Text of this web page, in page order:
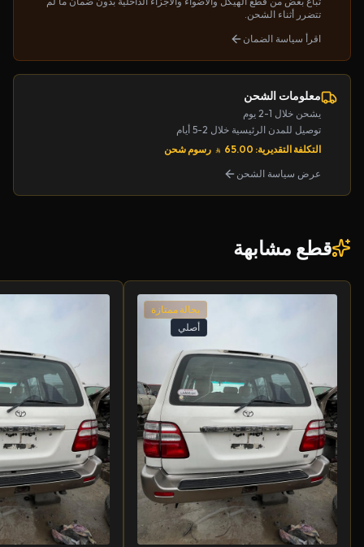
تتضرر أثناء الشحن.
اقرأ سياسة الضمان
معلومات الشحن
يشحن خلال 1-2 يوم
توصيل للمدن الرئيسية خلال 2-5 أيام
التكلفة التقديرية: 65.00
رسوم شحن
عرض سياسة الشحن
قطع مشابهة
بحالة ممتازة
أصلي